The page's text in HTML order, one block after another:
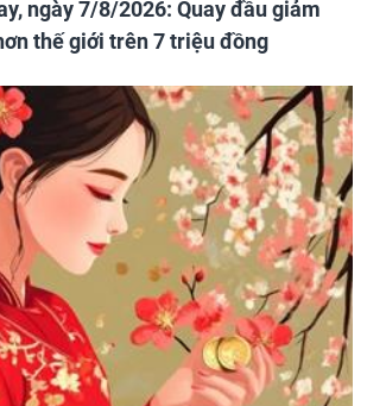
ngày 7/8/2026: Quay đầu giảm
thế giới trên 7 triệu đồng